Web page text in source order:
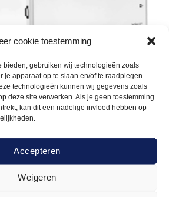
cookie toestemming
bieden, gebruiken wij technologieën zoals
je apparaat op te slaan en/of te raadplegen.
technologieën kunnen wij gegevens zoals
deze site verwerken. Als je geen toestemming
kan dit een nadelige invloed hebben op
Accepteren
Weigeren